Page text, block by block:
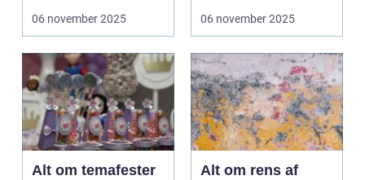
gøre en stor...
06 november 2025
opmærks...
06 november 2025
Alt om temafester
Alt om rens af